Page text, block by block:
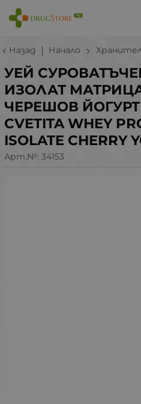
Назад Начало
УЕЙ
ИЗОЛАТ
ЧЕРЕШОВ ЙОГУРТ
CVETITA WHEY
ISOLATE CHERRY
Арт.№: 34153